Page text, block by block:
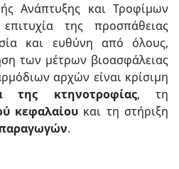
Ανάπτυξης και Τροφίμων
της προσπάθειας
και ευθύνη από όλους,
των μέτρων βιοασφάλειας
αρχών είναι κρίσιμη
της κτηνοτροφίας, τη
κεφαλαίου και τη στήριξη
.